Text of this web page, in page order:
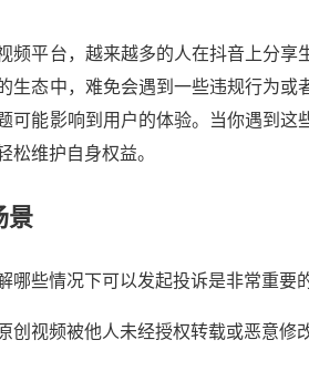
频平台，越来越多的人在抖音上分
生态中，难免会遇到一些违规行为
可能影响到用户的体验。当你遇到
松维护自身权益。
景
哪些情况下可以发起投诉是非常重要
创视频被他人未经授权转载或恶意修